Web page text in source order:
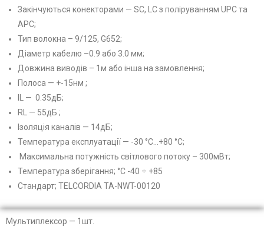
Закінчуються конекторами — SC, LC з поліруванням UPC та
APC;
Тип волокна – 9/125, G652;
Діаметр кабелю –0.9 або 3.0 мм;
Довжина виводів – 1м або інша на замовлення;
Полоса — +-15нм ;
IL — 0.35дБ;
RL — 55дБ ;
Ізоляція каналів — 14дБ;
Температура експлуатації — -30 °C…+80 °C;
Максимальна потужність світлового потоку – 300мВт;
Температура зберігання; °С -40 ÷ +85
Стандарт; TELCORDIA TA-NWT-00120
Мультиплексор — 1шт.